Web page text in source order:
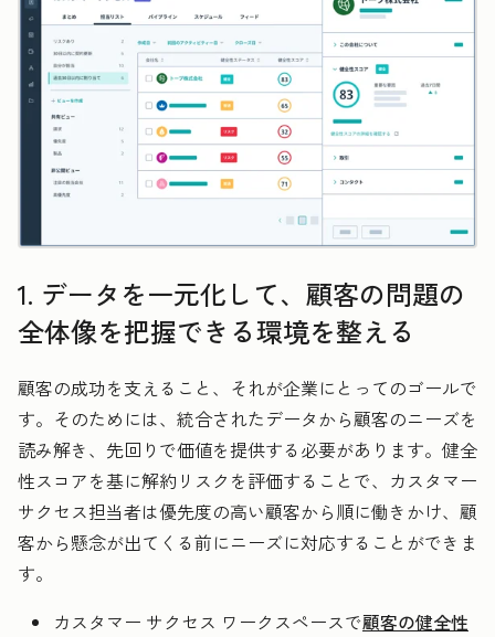
1. データを一元化して、顧客の問題の
全体像を把握できる環境を整える
顧客の成功を支えること、それが企業にとってのゴールで
す。そのためには、統合されたデータから顧客のニーズを
読み解き、先回りで価値を提供する必要があります。健全
性スコアを基に解約リスクを評価することで、カスタマー
サクセス担当者は優先度の高い顧客から順に働きかけ、顧
客から懸念が出てくる前にニーズに対応することができま
す。
カスタマー サクセス ワークスペースで顧客の健全性